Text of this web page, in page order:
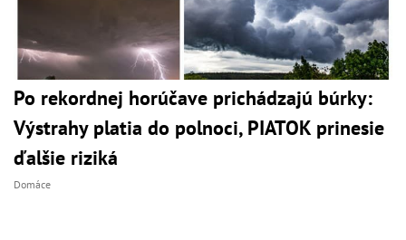
Po rekordnej horúčave prichádzajú búrky:
Výstrahy platia do polnoci, PIATOK prinesie
ďalšie riziká
Domáce